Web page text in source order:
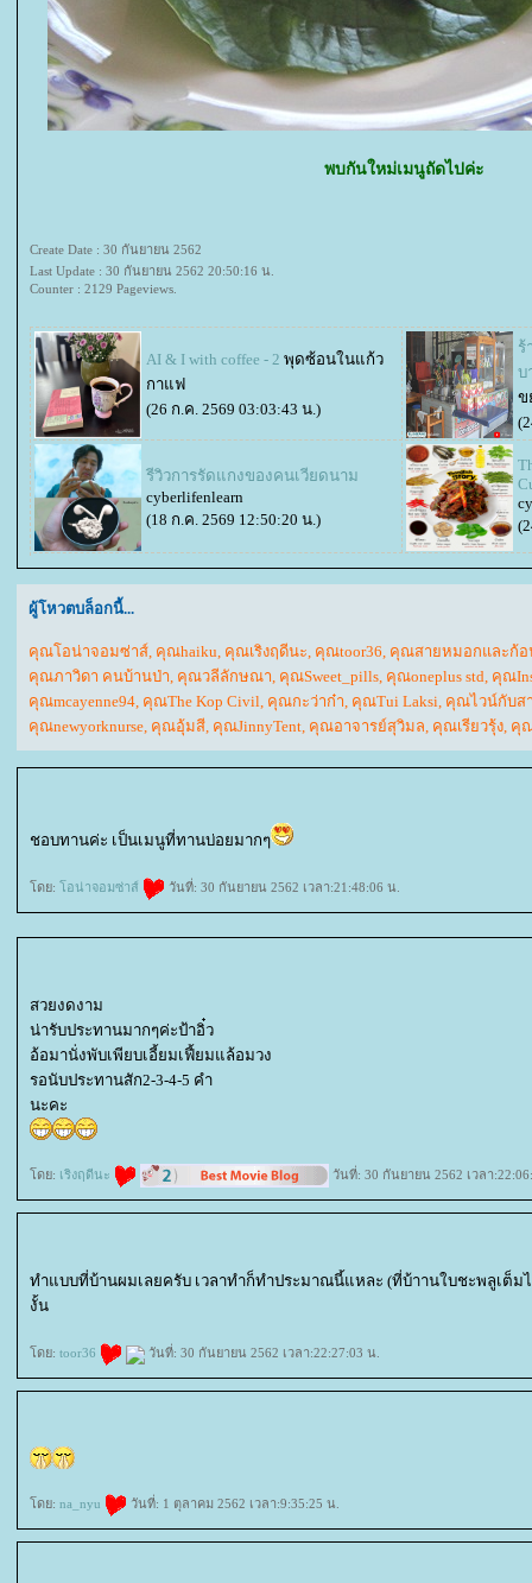
พบกันใหม่เมนูถัดไปค่ะ
Create Date : 30 กันยายน 2562
Last Update : 30 กันยายน 2562 20:50:16 น.
Counter : 2129 Pageviews.
AI & I with coffee - 2 พุดซ้อนในแก้ว
กาแฟ
(26 ก.ค. 2569 03:03:43 น.)
ร้
บ
ข
รีวิวการรัดแกงของคนเวียดนาม
cyberlifenlearn
(18 ก.ค. 2569 12:50:20 น.)
ผู้โหวตบล็อกนี้...
คุณโอน่าจอมซ่าส์, คุณhaiku, คุณเริงฤดีนะ, คุณtoor36, คุณสายหมอกและก้อ
คุณภาวิดา คนบ้านป่า, คุณวลีลักษณา, คุณSweet_pills, คุณoneplus std, คุณ
คุณmcayenne94, คุณThe Kop Civil, คุณกะว่าก๋า, คุณTui Laksi, คุณไวน์กับส
คุณnewyorknurse, คุณอุ้มสี, คุณJinnyTent, คุณอาจารย์สุวิมล, คุณเรียวรุ้ง, คุ
ชอบทานค่ะ เป็นเมนูที่ทานบ่อยมากๆ
ดย: อน่าจอมซ่าส์ วันที่: 30 กันยายน 2562 เวลา:21:48:06 น.
สวยงดงาม
น่ารับประทานมากๆค่ะป้าอิ๋ว
อ้อมานั่งพับเพียบเอี้ยมเฟี้ยมแล้อมวง
รอนับประทานสัก2-3-4-5 คำ
นะคะ
ดย: เริงฤดีนะ วันที่: 30 กันยายน 2562 เวลา
ทำแบบที่บ้านผมเลยครับ เวลาทำก็ทำประมาณนี้แหละ (ที่บ้าานใบชะพลูเต็
งั้น
ดย: toor36 วันที่: 30 กันยายน 2562 เวลา:22:27:03 น.
ดย: na_nyu วันที่: 1 ตุลาคม 2562 เวลา:9:35:25 น.